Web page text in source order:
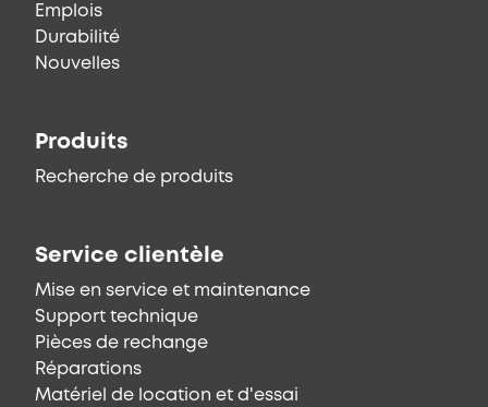
Emplois
Durabilité
Nouvelles
Produits
Recherche de produits
Service clientèle
Mise en service et maintenance
Support technique
Pièces de rechange
Réparations
Matériel de location et d'essai